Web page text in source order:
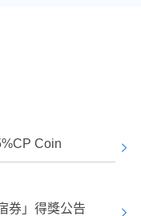
Coin
券」得獎公告